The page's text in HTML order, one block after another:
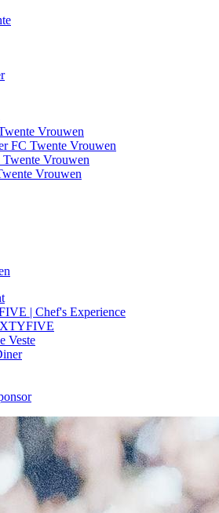
Vrouwen
FC Twente Vrouwen
Vrouwen
Vrouwen
| Chef's Experience
Veste